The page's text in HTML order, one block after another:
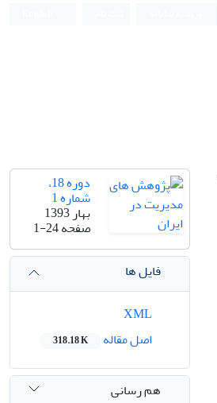
دوره 18،
شماره 1
بهار 1393
صفحه1-24
فایل ها
اصل مقاله
318.18 K
هم رسانی